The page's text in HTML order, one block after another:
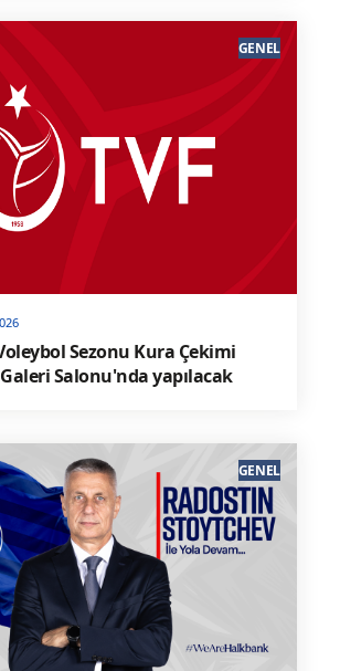
Sezonu Kura Çekimi
Salonu'nda yapılacak
GENEL
GENEL